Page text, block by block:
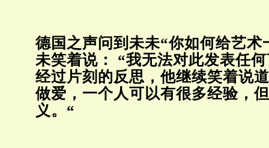
德国之声问到未未“你如何给艺术
未笑着说： “我无法对此发表任
经过片刻的反思，他继续笑着说
做爱，一个人可以有很多经验，
义。“